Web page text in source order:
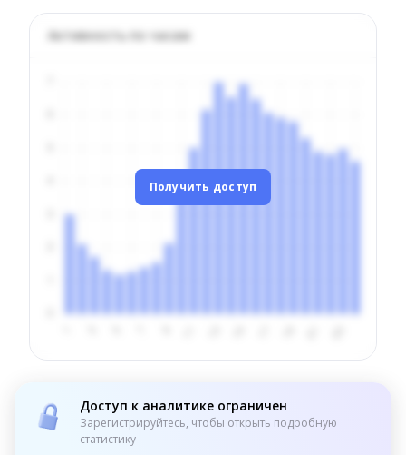
Активность по часам
Получить доступ
Доступ к аналитике ограничен
Зарегистрируйтесь, чтобы открыть подробную
статистику